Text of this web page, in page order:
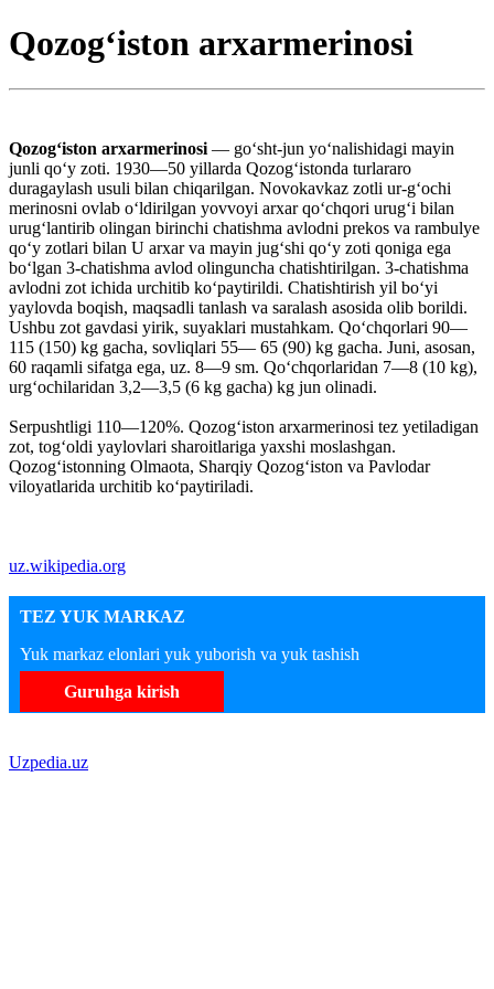
Qozogʻiston arxarmerinosi
Qozogʻiston arxarmerinosi — goʻsht-jun yoʻnalishidagi mayin
junli qoʻy zoti. 1930—50 yillarda Qozogʻistonda turlararo
duragaylash usuli bilan chiqarilgan. Novokavkaz zotli ur-gʻochi
merinosni ovlab oʻldirilgan yovvoyi arxar qoʻchqori urugʻi bilan
urugʻlantirib olingan birinchi chatishma avlodni prekos va rambulye
qoʻy zotlari bilan U arxar va mayin jugʻshi qoʻy zoti qoniga ega
boʻlgan 3-chatishma avlod olinguncha chatishtirilgan. 3-chatishma
avlodni zot ichida urchitib koʻpaytirildi. Chatishtirish yil boʻyi
yaylovda boqish, maqsadli tanlash va saralash asosida olib borildi.
Ushbu zot gavdasi yirik, suyaklari mustahkam. Qoʻchqorlari 90—
115 (150) kg gacha, sovliqlari 55— 65 (90) kg gacha. Juni, asosan,
60 raqamli sifatga ega, uz. 8—9 sm. Qoʻchqorlaridan 7—8 (10 kg),
urgʻochilaridan 3,2—3,5 (6 kg gacha) kg jun olinadi.
Serpushtligi 110—120%. Qozogʻiston arxarmerinosi tez yetiladigan
zot, togʻoldi yaylovlari sharoitlariga yaxshi moslashgan.
Qozogʻistonning Olmaota, Sharqiy Qozogʻiston va Pavlodar
viloyatlarida urchitib koʻpaytiriladi.
uz.wikipedia.org
TEZ YUK MARKAZ
Yuk markaz elonlari yuk yuborish va yuk tashish
Guruhga kirish
Uzpedia.uz